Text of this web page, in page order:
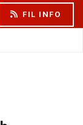
FIL INFO